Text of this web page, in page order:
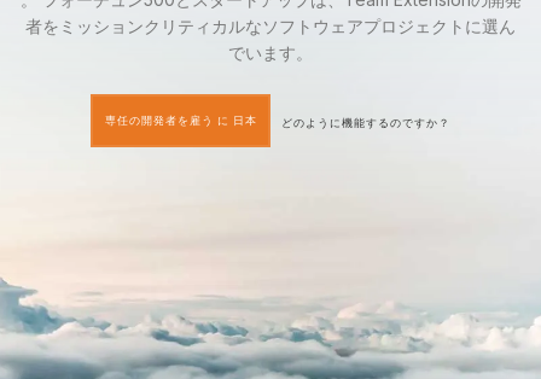
者をミッションクリティカルなソフトウェアプロジェクトに選ん
でいます。
専任の開発者を雇う に 日本 どのように機能するのですか？